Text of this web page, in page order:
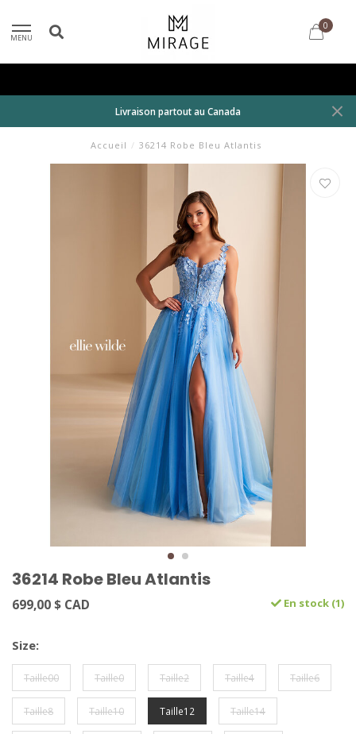
MENU
0
Livraison partout au Canada
Accueil / 36214 Robe Bleu Atlantis
36214 Robe Bleu Atlantis
699,00 $ CAD En stock (1)
Size:
Taille00 Taille0 Taille2 Taille4 Taille6
Taille8 Taille10 Taille12 Taille14